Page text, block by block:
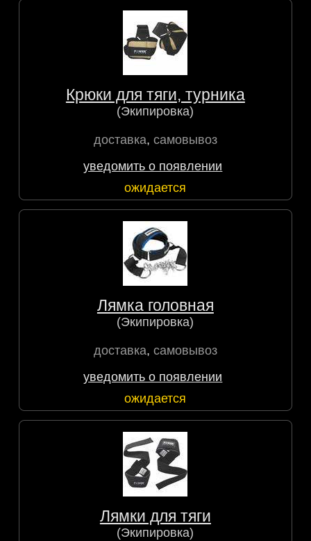
Крюки для тяги, турника
(Экипировка)
доставка, самовывоз
уведомить о появлении
ожидается
Лямка головная
(Экипировка)
доставка, самовывоз
уведомить о появлении
ожидается
Лямки для тяги
(Экипировка)